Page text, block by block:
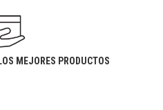
MEJORES PRODUCTOS